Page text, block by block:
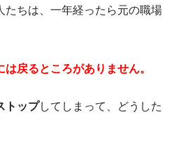
たちは、一年経ったら元の職場
戻るところがありません。
トップしてしまって、どうした